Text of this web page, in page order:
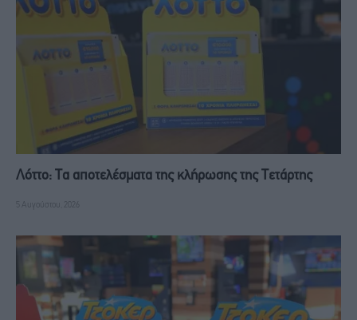
Λόττο: Τα αποτελέσματα της κλήρωσης της Τετάρτης
5 Αυγούστου, 2026